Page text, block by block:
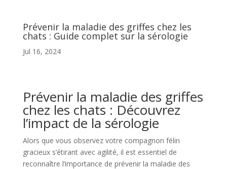
Prévenir la maladie des griffes chez les
chats : Guide complet sur la sérologie
Jul 16, 2024
Prévenir la maladie des griffes
chez les chats : Découvrez
l’impact de la sérologie
Alors que vous observez votre compagnon félin
gracieux s’étirant avec agilité, il est essentiel de
reconnaître l’importance de prévenir la maladie des